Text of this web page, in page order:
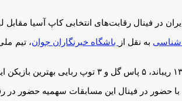
در فینال رقابت‌های انتخابی کاپ آسیا مقابل
شناسی به نقل از باشگاه خبرنگاران جوان
در فینال این مسابقات سهمیه حضور در رقابت‌های کاپ